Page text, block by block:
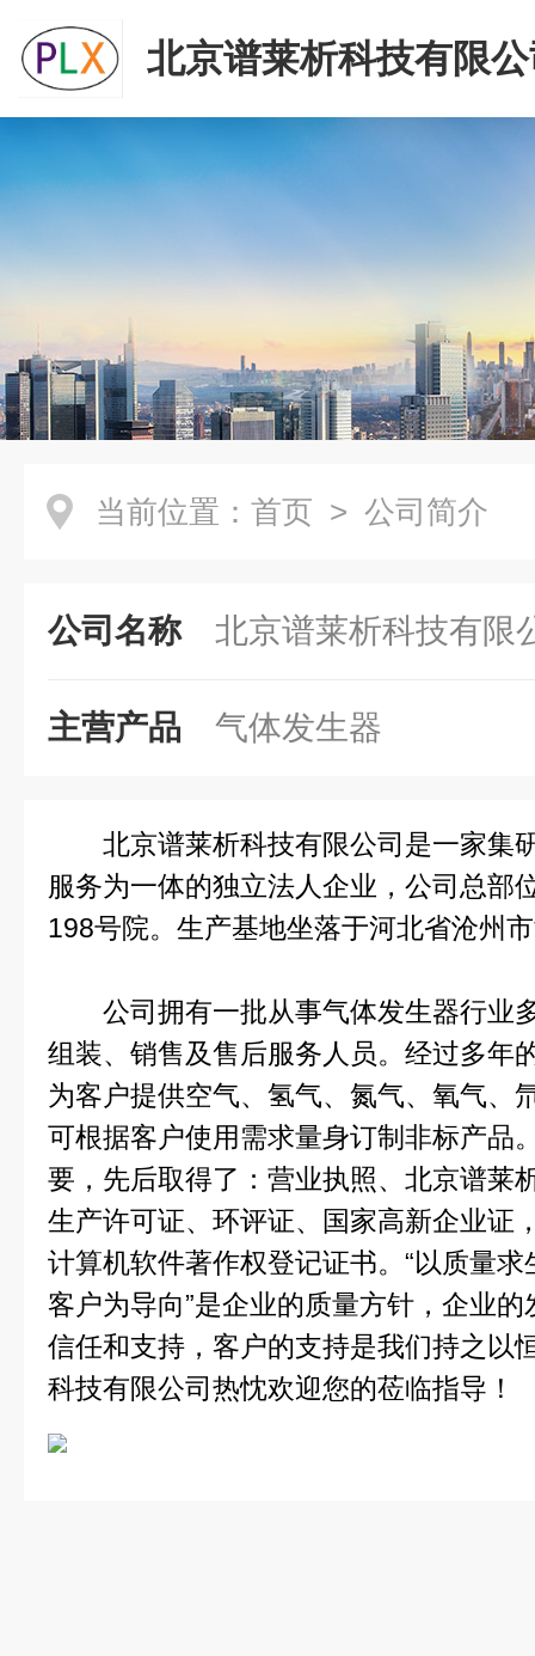
北京谱莱析科技有限
当前位置： 首页 > 公司简介
公司名称 北京谱莱析科技有限
主营产品 气体发生器
北京谱莱析科技有限公司是一家集
服务为一体的独立法人企业，公司总部
198号院。生产基地坐落于河北省沧州
公司拥有一批从事气体发生器行业
组装、销售及售后服务人员。经过多年
为客户提供空气、氢气、氮气、氧气、
可根据客户使用需求量身订制非标产品
要，先后取得了：营业执照、北京谱莱
生产许可证、环评证、国家高新企业证
计算机软件著作权登记证书。“以质量
客户为导向”是企业的质量方针，企业
信任和支持，客户的支持是我们持之以
科技有限公司热忱欢迎您的莅临指导！